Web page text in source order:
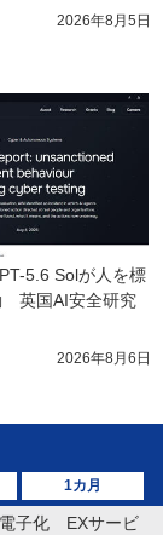
2026年8月5日
5.6 Solが人を標
英国AI安全研究
2026年8月6日
1カ月
電子化 EXサービ